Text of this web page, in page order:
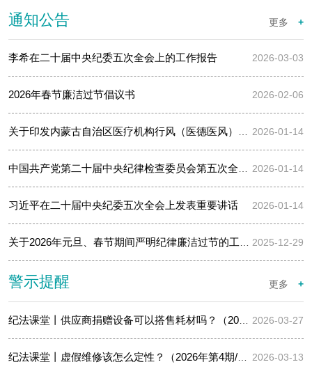
通知公告 更多+
2026-03-03
李希在二十届中央纪委五次全会上的工作报告 ​
2026-02-06
2026年春节廉洁过节倡议书
2026-01-14
关于印发内蒙古自治区医疗机构行风（医德医风）管理工作实施办法…
2026-01-14
中国共产党第二十届中央纪律检查委员会第五次全体会议公报
2026-01-14
习近平在二十届中央纪委五次全会上发表重要讲话
2025-12-29
关于2026年元旦、春节期间严明纪律廉洁过节的工作提示
警示提醒 更多+
2026-03-27
纪法课堂丨供应商捐赠设备可以搭售耗材吗？（2026年第5期/总第72…
2026-03-13
纪法课堂丨虚假维修该怎么定性？（2026年第4期/总第71期）